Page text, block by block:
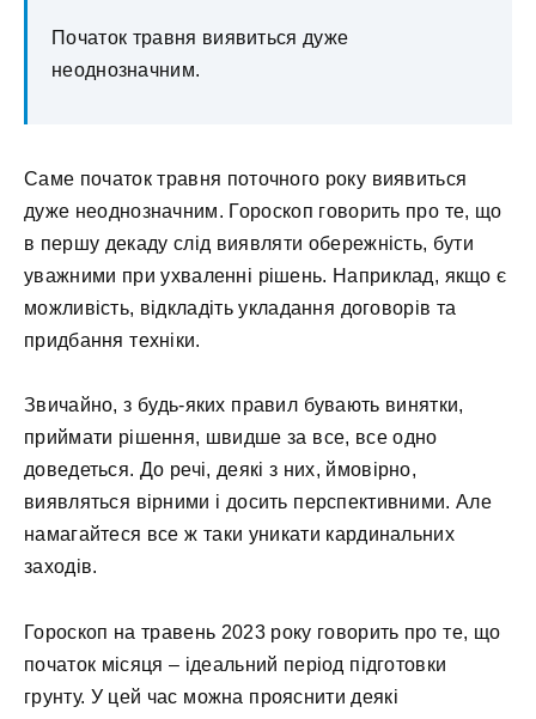
Початок травня виявиться дуже
неоднозначним.
Саме початок травня поточного року виявиться
дуже неоднозначним. Гороскоп говорить про те, що
в першу декаду слід виявляти обережність, бути
уважними при ухваленні рішень. Наприклад, якщо є
можливість, відкладіть укладання договорів та
придбання техніки.
Звичайно, з будь-яких правил бувають винятки,
приймати рішення, швидше за все, все одно
доведеться. До речі, деякі з них, ймовірно,
виявляться вірними і досить перспективними. Але
намагайтеся все ж таки уникати кардинальних
заходів.
Гороскоп на травень 2023 року говорить про те, що
початок місяця – ідеальний період підготовки
грунту. У цей час можна прояснити деякі